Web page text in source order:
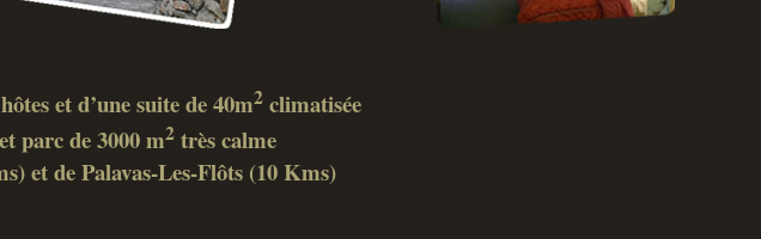
et d’une suite de 40m2climatisée
parc de 3000 m2très calme
et de Palavas-Les-Flôts (10 Kms)